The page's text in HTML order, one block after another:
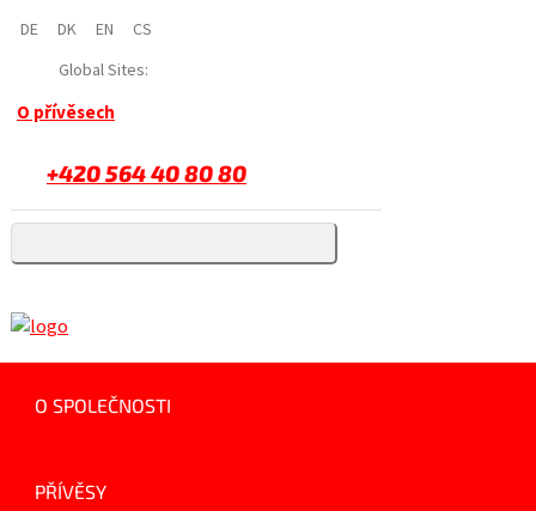
DE DK EN
CS
Global Sites:
O přívěsech
+420 564 40 80 80
O SPOLEČNOSTI
PŘÍVĚSY